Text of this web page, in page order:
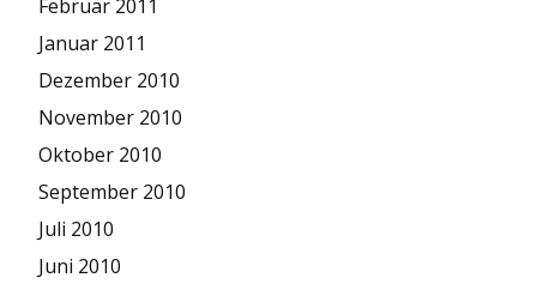
Februar 2011
Januar 2011
Dezember 2010
November 2010
Oktober 2010
September 2010
Juli 2010
Juni 2010